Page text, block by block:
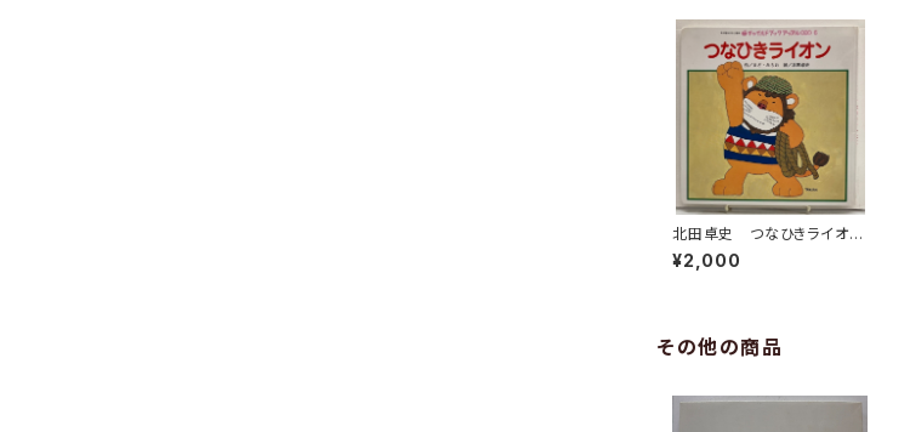
北田卓史 つなひきライオ
ン まど・みちお チャイル
ドブックアップル傑作選６ 2
¥2,000
その他の商品